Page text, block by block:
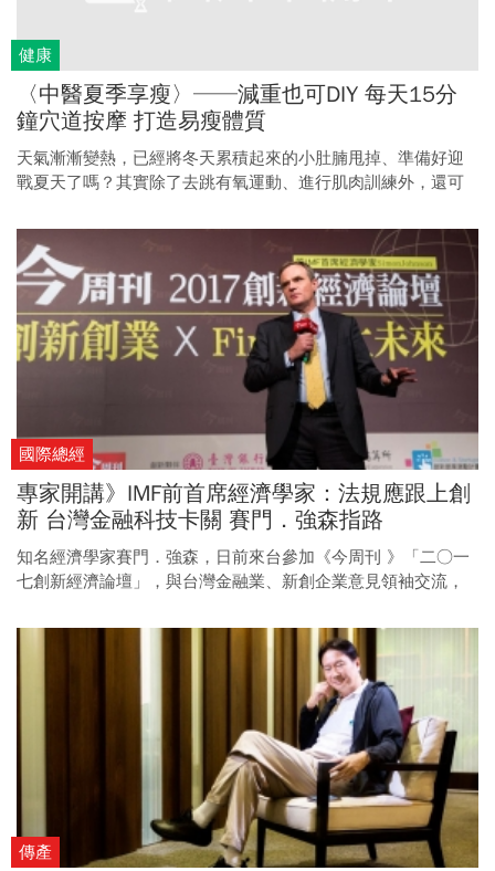
健康
〈中醫夏季享瘦〉──減重也可DIY 每天15分
鐘穴道按摩 打造易瘦體質
天氣漸漸變熱，已經將冬天累積起來的小肚腩甩掉、準備好迎
戰夏天了嗎？其實除了去跳有氧運動、進行肌肉訓練外，還可
國際總經
專家開講》IMF前首席經濟學家：法規應跟上創
新 台灣金融科技卡關 賽門．強森指路
知名經濟學家賽門．強森，日前來台參加《今周刊 》「二○一
七創新經濟論壇」，與台灣金融業、新創企業意見領袖交流，
傳產